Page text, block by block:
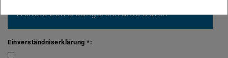
Weitere bewerbungsrelevante Daten
Einverständniserklärung *: